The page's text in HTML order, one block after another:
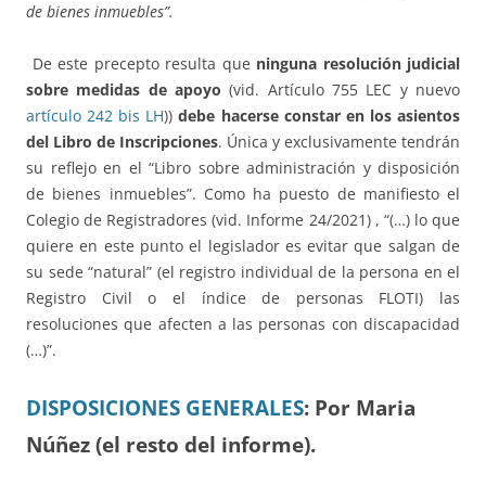
de bienes inmuebles”.
De este precepto resulta que ninguna resolución judicial
sobre medidas de apoyo (vid. Artículo 755 LEC y nuevo
artículo 242 bis LH))debe hacerse constar en los asientos
del Libro de Inscripciones. Única y exclusivamente tendrán
su reflejo en el “Libro sobre administración y disposición
de bienes inmuebles”. Como ha puesto de manifiesto el
Colegio de Registradores (vid. Informe 24/2021) , “(…) lo que
quiere en este punto el legislador es evitar que salgan de
su sede “natural” (el registro individual de la persona en el
Registro Civil o el índice de personas FLOTI) las
resoluciones que afecten a las personas con discapacidad
(…)”.
DISPOSICIONES GENERALES: Por Maria
Núñez (el resto del informe).